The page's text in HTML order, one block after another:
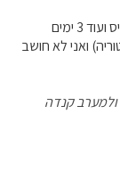
3. 10 ימים יהיו בסדר גמור, אפשר לעשות שבוע ברוקיס ועוד 3 ימים
ואני לא חושב
ולמערב קנדה